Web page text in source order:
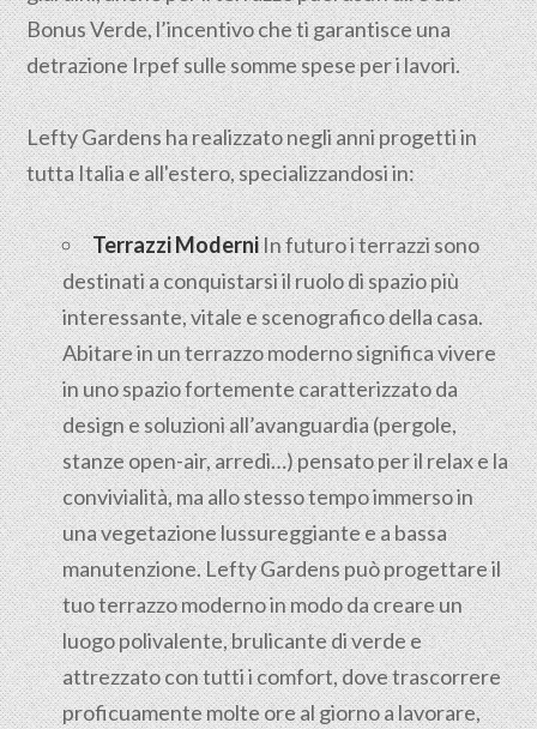
Bonus Verde, l’incentivo che ti garantisce una
detrazione Irpef sulle somme spese per i lavori.
Lefty Gardens ha realizzato negli anni progetti in
tutta Italia e all'estero, specializzandosi in:
Terrazzi ModerniIn futuro i terrazzi sono
destinati a conquistarsi il ruolo di spazio più
interessante, vitale e scenografico della casa.
Abitare in un terrazzo moderno significa vivere
in uno spazio fortemente caratterizzato da
design e soluzioni all’avanguardia (pergole,
stanze open-air, arredi…) pensato per il relax e la
convivialità, ma allo stesso tempo immerso in
una vegetazione lussureggiante e a bassa
manutenzione. Lefty Gardens può progettare il
tuo terrazzo moderno in modo da creare un
luogo polivalente, brulicante di verde e
attrezzato con tutti i comfort, dove trascorrere
proficuamente molte ore al giorno a lavorare,